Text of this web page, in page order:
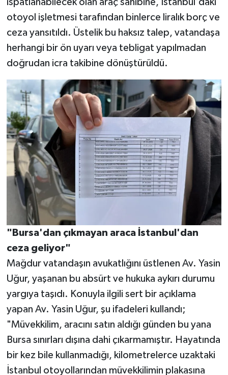
ispatlanabilecek olan araç sahibine, İstanbul'daki
otoyol işletmesi tarafından binlerce liralık borç ve
ceza yansıtıldı. Üstelik bu haksız talep, vatandaşa
herhangi bir ön uyarı veya tebligat yapılmadan
doğrudan icra takibine dönüştürüldü.
"Bursa'dan çıkmayan araca İstanbul'dan
ceza geliyor"
Mağdur vatandaşın avukatlığını üstlenen Av. Yasin
Uğur, yaşanan bu absürt ve hukuka aykırı durumu
yargıya taşıdı. Konuyla ilgili sert bir açıklama
yapan Av. Yasin Uğur, şu ifadeleri kullandı;
"Müvekkilim, aracını satın aldığı günden bu yana
Bursa sınırları dışına dahi çıkarmamıştır. Hayatında
bir kez bile kullanmadığı, kilometrelerce uzaktaki
İstanbul otoyollarından müvekkilimin plakasına